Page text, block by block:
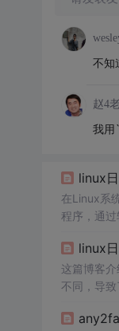
不知
赵4
我用
linux
在Linux系
程序，通
linux
这篇博客
不同，导